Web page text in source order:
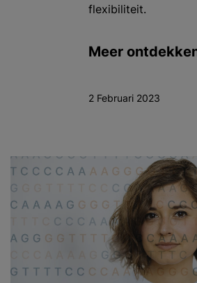
flexibiliteit.
Meer
2 Februari 2023